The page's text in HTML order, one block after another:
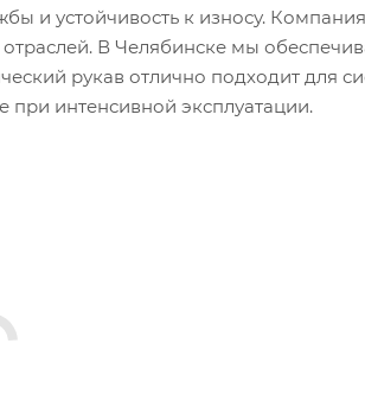
и устойчивость к износу.
В Челябинске мы
рукав отлично подходит для
при интенсивной эксплуатации.